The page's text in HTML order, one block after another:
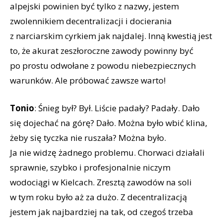
alpejski powinien być tylko z nazwy, jestem
zwolennikiem decentralizacji i docierania
z narciarskim cyrkiem jak najdalej. Inną kwestią jest
to, że akurat zeszłoroczne zawody powinny być
po prostu odwołane z powodu niebezpiecznych
warunków. Ale próbować zawsze warto!
Tonio: Śnieg był? Był. Liście padały? Padały. Dało
się dojechać na górę? Dało. Można było wbić klina,
żeby się tyczka nie ruszała? Można było.
Ja nie widzę żadnego problemu. Chorwaci działali
sprawnie, szybko i profesjonalnie niczym
wodociągi w Kielcach. Zresztą zawodów na soli
w tym roku było aż za dużo. Z decentralizacją
jestem jak najbardziej na tak, od czegoś trzeba